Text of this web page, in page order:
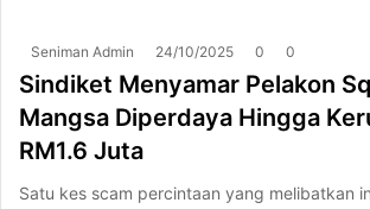
Seniman Admin 24/10/2025 0 0
Sindiket Menyamar Pelakon
Mangsa Diperdaya Hingga
RM1.6 Juta
Satu kes scam percintaan yang melibatkan